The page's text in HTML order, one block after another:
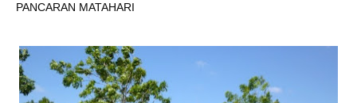
PANCARAN MATAHARI